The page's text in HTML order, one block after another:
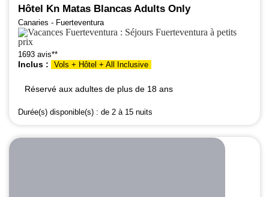
Hôtel Kn Matas Blancas Adults Only
Canaries - Fuerteventura
1693 avis**
Inclus : Vols + Hôtel + All Inclusive
Réservé aux adultes de plus de 18 ans
Durée(s) disponible(s) : de 2 à 15 nuits